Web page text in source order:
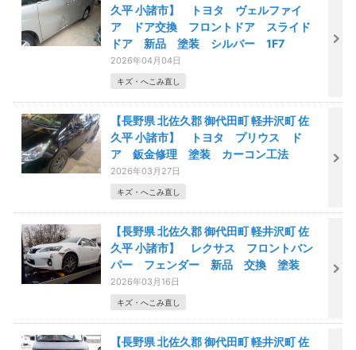
久平 小諸市】 トヨタ ヴェルファイ
ア ドア交換 フロントドア スライド
ドア 新品 塗装 シルバー 1F7
2026年04月04日
キズ・へこみ直し
【長野県 北佐久郡 御代田町 軽井沢町 佐
久平 小諸市】 トヨタ プリウス ド
ア 鈑金修理 塗装 カーコン工法
2026年03月27日
キズ・へこみ直し
【長野県 北佐久郡 御代田町 軽井沢町 佐
久平 小諸市】 レクサス フロントバン
パー フェンダー 新品 交換 塗装
2026年03月16日
キズ・へこみ直し
【長野県 北佐久郡 御代田町 軽井沢町 佐